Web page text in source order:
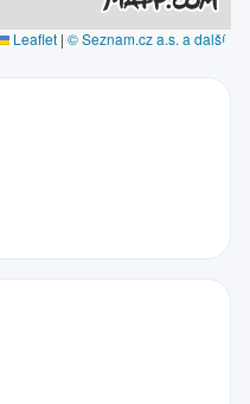
Leaflet | © Seznam.cz a.s. a další